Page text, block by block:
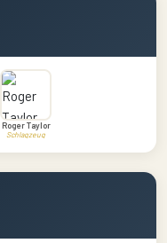
Roger Taylor
Schlagzeug